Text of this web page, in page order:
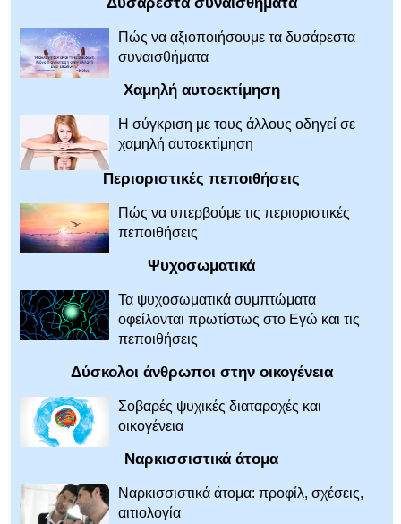
Πώς να αξιοποιήσουμε τα δυσάρεστα
συναισθήματα
Χαμηλή αυτοεκτίμηση
Η σύγκριση με τους άλλους οδηγεί σε
χαμηλή αυτοεκτίμηση
Περιοριστικές πεποιθήσεις
Πώς να υπερβούμε τις περιοριστικές
πεποιθήσεις
Ψυχοσωματικά
Τα ψυχοσωματικά συμπτώματα
οφείλονται πρωτίστως στο Εγώ και τις
πεποιθήσεις
Δύσκολοι άνθρωποι στην οικογένεια
Σοβαρές ψυχικές διαταραχές και
οικογένεια
Ναρκισσιστικά άτομα
Ναρκισσιστικά άτομα: προφίλ, σχέσεις,
αιτιολογία